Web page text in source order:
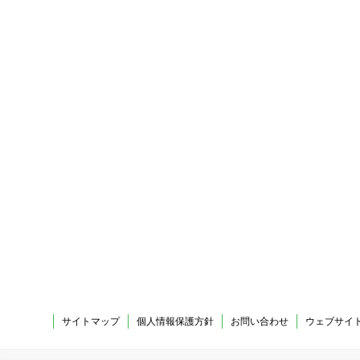
サイトマップ 個人情報保護方針 お問い合わせ ウェブサイ